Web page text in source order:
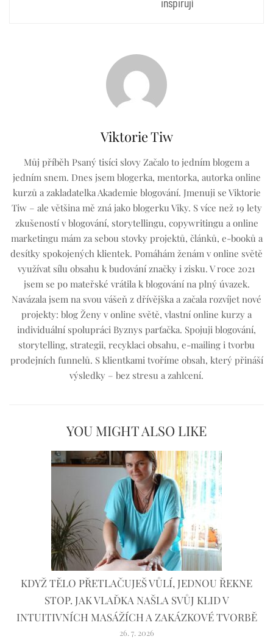
Viktorie Tiw
Můj příběh Psaný tisíci slovy Začalo to jedním blogem a
jedním snem. Dnes jsem blogerka, mentorka, autorka online
kurzů a zakladatelka Akademie blogování. Jmenuji se Viktorie
Tiw – ale většina mě zná jako blogerku Viky. S více než 19 lety
zkušeností v blogování, storytellingu, copywritingu a online
marketingu mám za sebou stovky projektů, článků, e-booků a
desítky spokojených klientek. Pomáhám ženám v online světě
využívat sílu obsahu k budování značky i zisku. V roce 2021
jsem se po mateřské vrátila k blogování na plný úvazek.
Navázala jsem na svou vášeň z dřívějška a začala rozvíjet nové
projekty: blog Ženy v online světě, vlastní online kurzy a
individuální spolupráci Byznys parťačka. Spojuji blogování,
storytelling, strategii, recyklaci obsahu, e-mailing i tvorbu
prodejních funnelů. S klientkami tvoříme obsah, který přináší
výsledky – bez stresu a zahlcení.
YOU MIGHT ALSO LIKE
KDYŽ TĚLO PŘETLAČUJEŠ VŮLÍ, JEDNOU ŘEKNE
STOP. JAK VLAĎKA NAŠLA SVŮJ KLID V
INTUITIVNÍCH MASÁŽÍCH A ZAKÁZKOVÉ TVORBĚ
26. 7. 2026